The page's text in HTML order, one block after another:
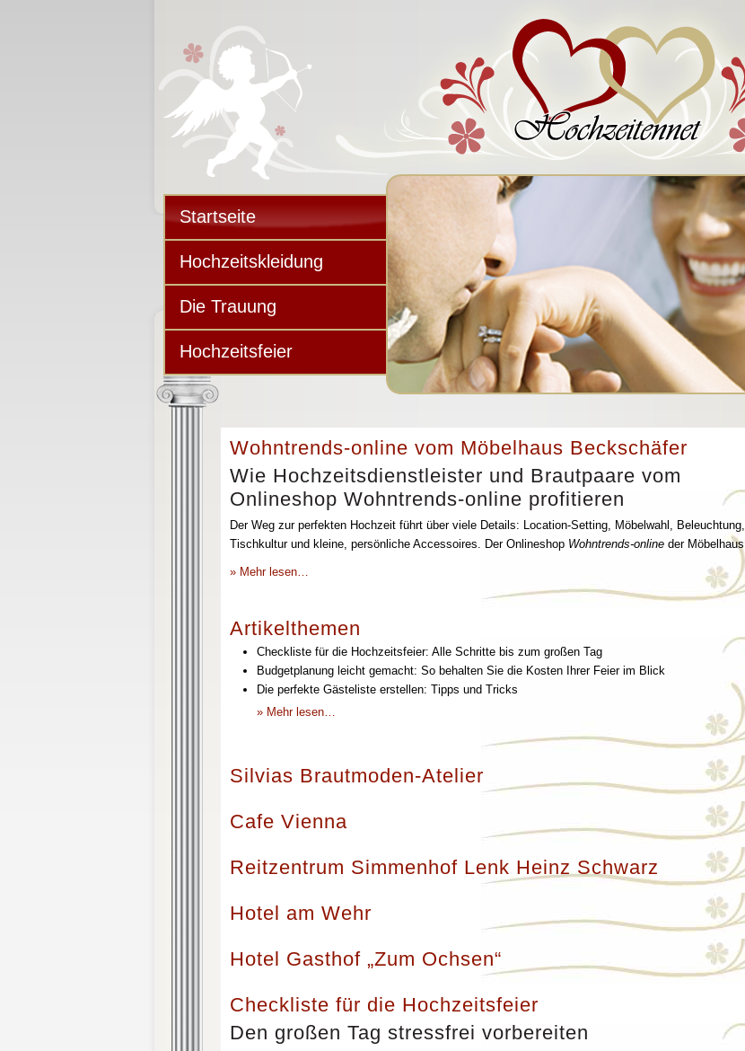
Startseite
Hochzeitskleidung
Die Trauung
Hochzeitsfeier
Wohntrends-online vom Möbelhaus Beckschäfer
Wie Hochzeitsdienstleister und Brautpaare vom
Onlineshop Wohntrends-online profitieren
Der Weg zur perfekten Hochzeit führt über viele Details: Location-Setting, Möbelwahl, Beleuchtung,
Tischkultur und kleine, persönliche Accessoires. Der Onlineshop Wohntrends-online der Möbelhaus
» Mehr lesen…
Artikelthemen
Checkliste für die Hochzeitsfeier: Alle Schritte bis zum großen Tag
Budgetplanung leicht gemacht: So behalten Sie die Kosten Ihrer Feier im Blick
Die perfekte Gästeliste erstellen: Tipps und Tricks
» Mehr lesen…
Silvias Brautmoden-Atelier
Cafe Vienna
Reitzentrum Simmenhof Lenk Heinz Schwarz
Hotel am Wehr
Hotel Gasthof „Zum Ochsen“
Checkliste für die Hochzeitsfeier
Den großen Tag stressfrei vorbereiten